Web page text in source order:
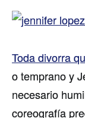
Toda divorra
o temprano y
necesario
coreografí­a